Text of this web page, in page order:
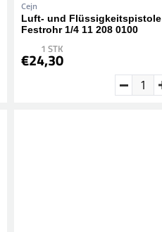
Cejn
Luft- und Flüssigkeitspistole
Festrohr 1/4 11 208 0100
1 STK
€24,30